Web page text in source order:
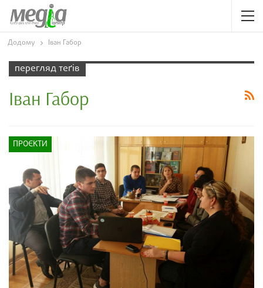
Додому Іван Габор
перегляд теґів
Іван Габор
ПРОЄКТИ